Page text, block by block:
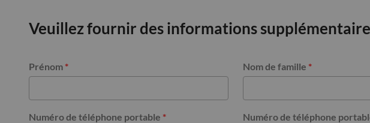
Veuillez fournir des informations
Prénom * Nom de famille *
Numéro de téléphone portable * Numéro de téléphone